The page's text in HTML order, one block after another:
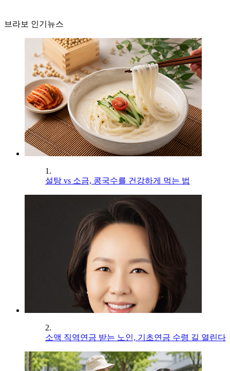
브라보 인기뉴스
1.
설탕 vs 소금, 콩국수를 건강하게 먹는 법
2.
소액 직역연금 받는 노인, 기초연금 수령 길 열린다